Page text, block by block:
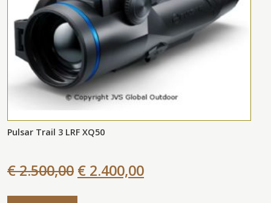
Pulsar Trail 3 LRF XQ50
€ 2.500,00 € 2.400,00